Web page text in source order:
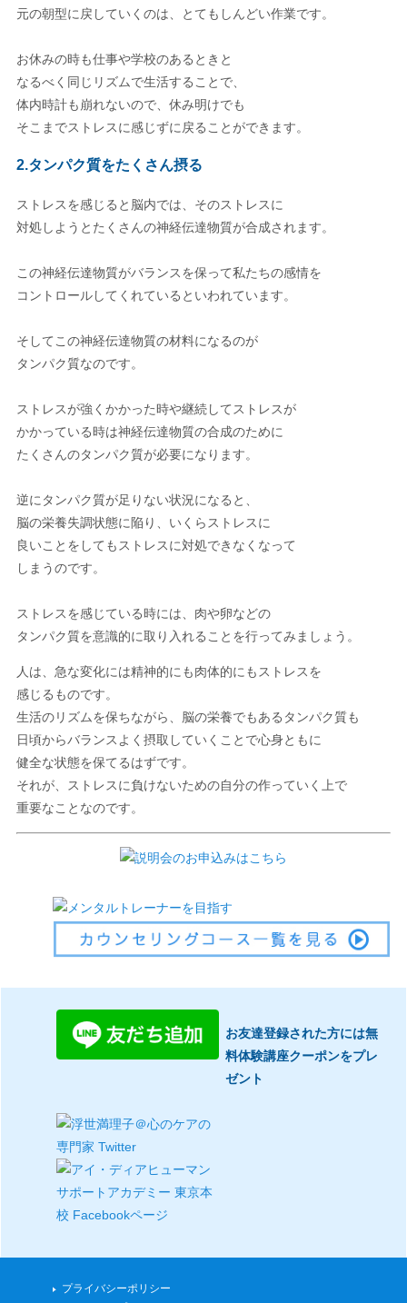
元の朝型に戻していくのは、とてもしんどい作業です。
お休みの時も仕事や学校のあるときと
なるべく同じリズムで生活することで、
体内時計も崩れないので、休み明けでも
そこまでストレスに感じずに戻ることができます。
2.タンパク質をたくさん摂る
ストレスを感じると脳内では、そのストレスに
対処しようとたくさんの神経伝達物質が合成されます。
この神経伝達物質がバランスを保って私たちの感情を
コントロールしてくれているといわれています。
そしてこの神経伝達物質の材料になるのが
タンパク質なのです。
ストレスが強くかかった時や継続してストレスが
かかっている時は神経伝達物質の合成のために
たくさんのタンパク質が必要になります。
逆にタンパク質が足りない状況になると、
脳の栄養失調状態に陥り、いくらストレスに
良いことをしてもストレスに対処できなくなって
しまうのです。
ストレスを感じている時には、肉や卵などの
タンパク質を意識的に取り入れることを行ってみましょう。
人は、急な変化には精神的にも肉体的にもストレスを
感じるものです。
生活のリズムを保ちながら、脳の栄養でもあるタンパク質も
日頃からバランスよく摂取していくことで心身ともに
健全な状態を保てるはずです。
それが、ストレスに負けないための自分の作っていく上で
重要なことなのです。
お友達登録された方には無
料体験講座クーポンをプレ
ゼント
プライバシーポリシー